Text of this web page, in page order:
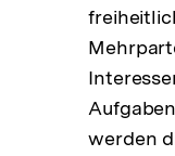
werden